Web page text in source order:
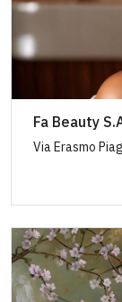
Fa Beauty
Via Erasmo